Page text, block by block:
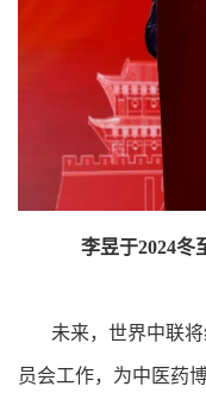
李昱于2024冬
未来，世界中联将
员会工作，为中医药